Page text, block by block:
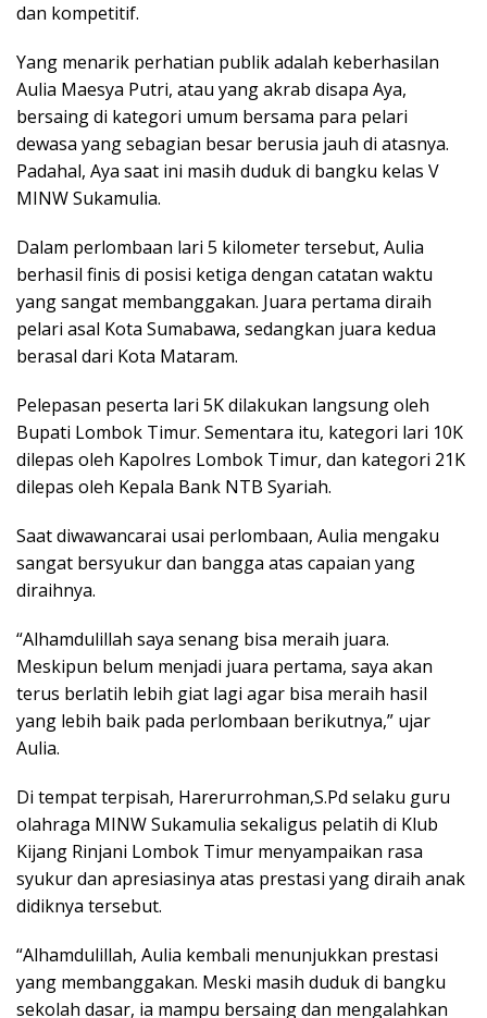
dan kompetitif.
Yang menarik perhatian publik adalah keberhasilan
Aulia Maesya Putri, atau yang akrab disapa Aya,
bersaing di kategori umum bersama para pelari
dewasa yang sebagian besar berusia jauh di atasnya.
Padahal, Aya saat ini masih duduk di bangku kelas V
MINW Sukamulia.
Dalam perlombaan lari 5 kilometer tersebut, Aulia
berhasil finis di posisi ketiga dengan catatan waktu
yang sangat membanggakan. Juara pertama diraih
pelari asal Kota Sumabawa, sedangkan juara kedua
berasal dari Kota Mataram.
Pelepasan peserta lari 5K dilakukan langsung oleh
Bupati Lombok Timur. Sementara itu, kategori lari 10K
dilepas oleh Kapolres Lombok Timur, dan kategori 21K
dilepas oleh Kepala Bank NTB Syariah.
Saat diwawancarai usai perlombaan, Aulia mengaku
sangat bersyukur dan bangga atas capaian yang
diraihnya.
“Alhamdulillah saya senang bisa meraih juara.
Meskipun belum menjadi juara pertama, saya akan
terus berlatih lebih giat lagi agar bisa meraih hasil
yang lebih baik pada perlombaan berikutnya,” ujar
Aulia.
Di tempat terpisah, Harerurrohman,S.Pd selaku guru
olahraga MINW Sukamulia sekaligus pelatih di Klub
Kijang Rinjani Lombok Timur menyampaikan rasa
syukur dan apresiasinya atas prestasi yang diraih anak
didiknya tersebut.
“Alhamdulillah, Aulia kembali menunjukkan prestasi
yang membanggakan. Meski masih duduk di bangku
sekolah dasar, ia mampu bersaing dan mengalahkan